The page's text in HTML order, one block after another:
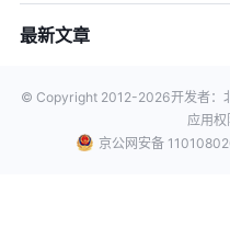
最新文章
© Copyright 2012-2026开发者：
应用权
京公网安备